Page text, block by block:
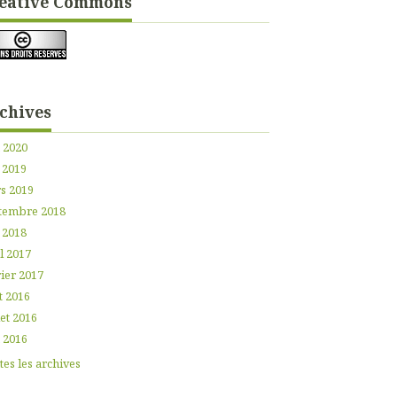
2019
2018
2017
2017
2016
2016
les archives